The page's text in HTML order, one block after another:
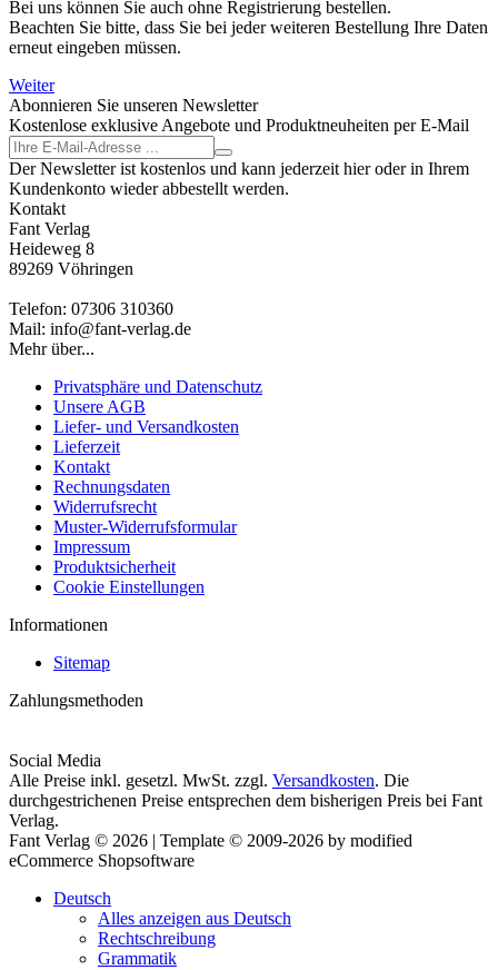
Bei uns können Sie auch ohne Registrierung bestellen.
Beachten Sie bitte, dass Sie bei jeder weiteren Bestellung Ihre Daten
erneut eingeben müssen.
Weiter
Abonnieren Sie unseren Newsletter
Kostenlose exklusive Angebote und Produktneuheiten per E-Mail
Der Newsletter ist kostenlos und kann jederzeit hier oder in Ihrem
Kundenkonto wieder abbestellt werden.
Kontakt
Fant Verlag
Heideweg 8
89269 Vöhringen
Telefon: 07306 310360
Mail: info@fant-verlag.de
Mehr über...
Privatsphäre und Datenschutz
Unsere AGB
Liefer- und Versandkosten
Lieferzeit
Kontakt
Rechnungsdaten
Widerrufsrecht
Muster-Widerrufsformular
Impressum
Produktsicherheit
Cookie Einstellungen
Informationen
Sitemap
Zahlungsmethoden
Social Media
Alle Preise inkl. gesetzl. MwSt. zzgl. Versandkosten. Die
durchgestrichenen Preise entsprechen dem bisherigen Preis bei Fant
Verlag.
Fant Verlag © 2026 | Template © 2009-2026 by modified
eCommerce Shopsoftware
Deutsch
Alles anzeigen aus Deutsch
Rechtschreibung
Grammatik